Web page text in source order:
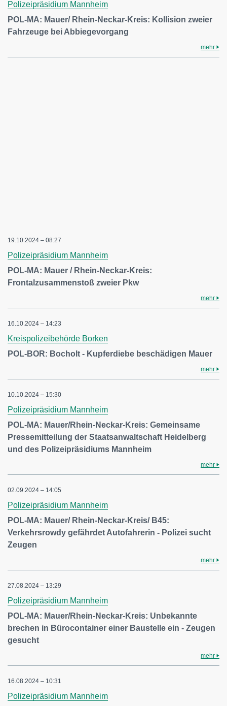
Polizeipräsidium Mannheim
POL-MA: Mauer/ Rhein-Neckar-Kreis: Kollision zweier
Fahrzeuge bei Abbiegevorgang
mehr
19.10.2024 – 08:27
Polizeipräsidium Mannheim
POL-MA: Mauer / Rhein-Neckar-Kreis:
Frontalzusammenstoß zweier Pkw
mehr
16.10.2024 – 14:23
Kreispolizeibehörde Borken
POL-BOR: Bocholt - Kupferdiebe beschädigen Mauer
mehr
10.10.2024 – 15:30
Polizeipräsidium Mannheim
POL-MA: Mauer/Rhein-Neckar-Kreis: Gemeinsame
Pressemitteilung der Staatsanwaltschaft Heidelberg
und des Polizeipräsidiums Mannheim
mehr
02.09.2024 – 14:05
Polizeipräsidium Mannheim
POL-MA: Mauer/ Rhein-Neckar-Kreis/ B45:
Verkehrsrowdy gefährdet Autofahrerin - Polizei sucht
Zeugen
mehr
27.08.2024 – 13:29
Polizeipräsidium Mannheim
POL-MA: Mauer/Rhein-Neckar-Kreis: Unbekannte
brechen in Bürocontainer einer Baustelle ein - Zeugen
gesucht
mehr
16.08.2024 – 10:31
Polizeipräsidium Mannheim